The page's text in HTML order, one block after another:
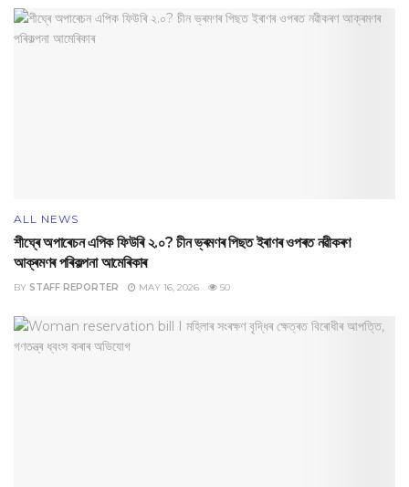
ALL NEWS
‎শীঘ্ৰে অপাৰেচন এপিক ফিউৰি ২.০? চীন ভ্ৰমণৰ পিছত ইৰাণৰ ওপৰত নৱীকৰণ
আক্ৰমণৰ পৰিকল্পনা আমেৰিকাৰ
BY STAFF REPORTER MAY 16, 2026 50